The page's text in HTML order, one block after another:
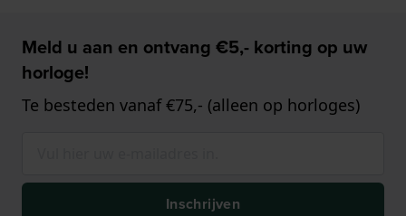
Meld u aan en ontvang €5,- korting op uw
horloge!
Te besteden vanaf €75,- (alleen op horloges)
Inschrijven